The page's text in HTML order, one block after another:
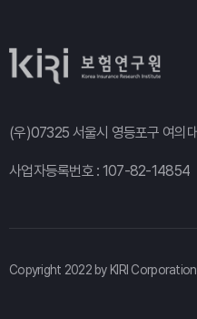
(우)07325 서울시 영등포구 여
사업자등록번호 : 107-82-14854
Copyright 2022 by KIRI